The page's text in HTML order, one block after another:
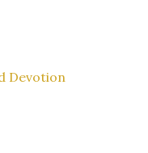
Devotion